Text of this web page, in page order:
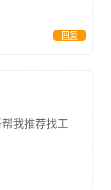
回复
我推荐找工